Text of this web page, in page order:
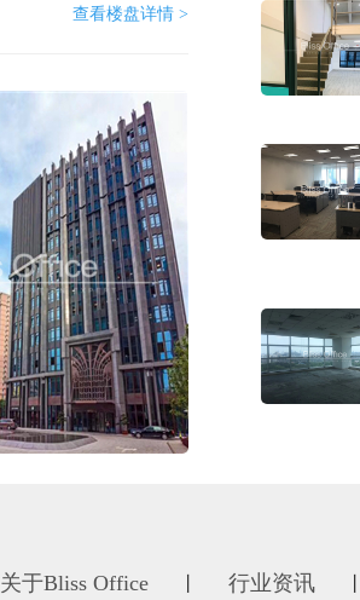
查看楼盘详情 >
关于Bliss Office 行业资讯